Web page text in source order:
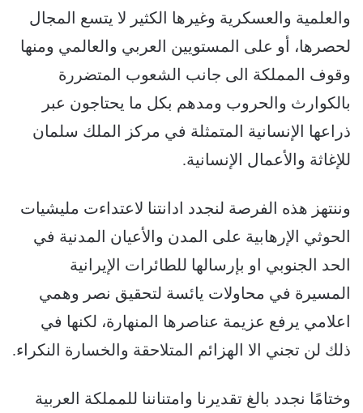
والعلمية والعسكرية وغيرها الكثير لا يتسع المجال
لحصرها، أو على المستويين العربي والعالمي ومنها
وقوف المملكة الى جانب الشعوب المتضررة
بالكوارث والحروب ومدهم بكل ما يحتاجون عبر
ذراعها الإنسانية المتمثلة في مركز الملك سلمان
للإغاثة والأعمال الإنسانية.
وننتهز هذه الفرصة لنجدد ادانتنا لاعتداءت مليشيات
الحوثي الإرهابية على المدن والأعيان المدنية في
الحد الجنوبي او بإرسالها للطائرات الإيرانية
المسيرة في محاولات يائسة لتحقيق نصر وهمي
اعلامي يرفع عزيمة عناصرها المنهارة، لكنها في
ذلك لن تجني الا الهزائم المتلاحقة والخسارة النكراء.
وختامًا نجدد بالغ تقديرنا وامتناننا للمملكة العربية